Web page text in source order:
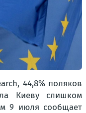
44,8% поляков
Киеву слишком
9 июля сообщает